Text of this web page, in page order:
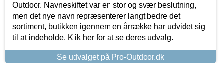
Outdoor. Navneskiftet var en stor og svær beslutning,
men det nye navn repræsenterer langt bedre det
sortiment, butikken igennem en årrække har udvidet sig
til at indeholde. Klik her for at se deres udvalg.
Se udvalget på Pro-Outdoor.dk